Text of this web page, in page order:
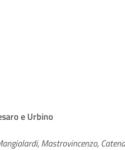
e Urbino
Mastrovincenzo,